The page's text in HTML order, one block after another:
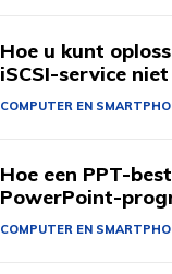
Hoe u kunt
iSCSI-service
COMPUTER EN
Hoe een PPT-
PowerPoint-
COMPUTER EN